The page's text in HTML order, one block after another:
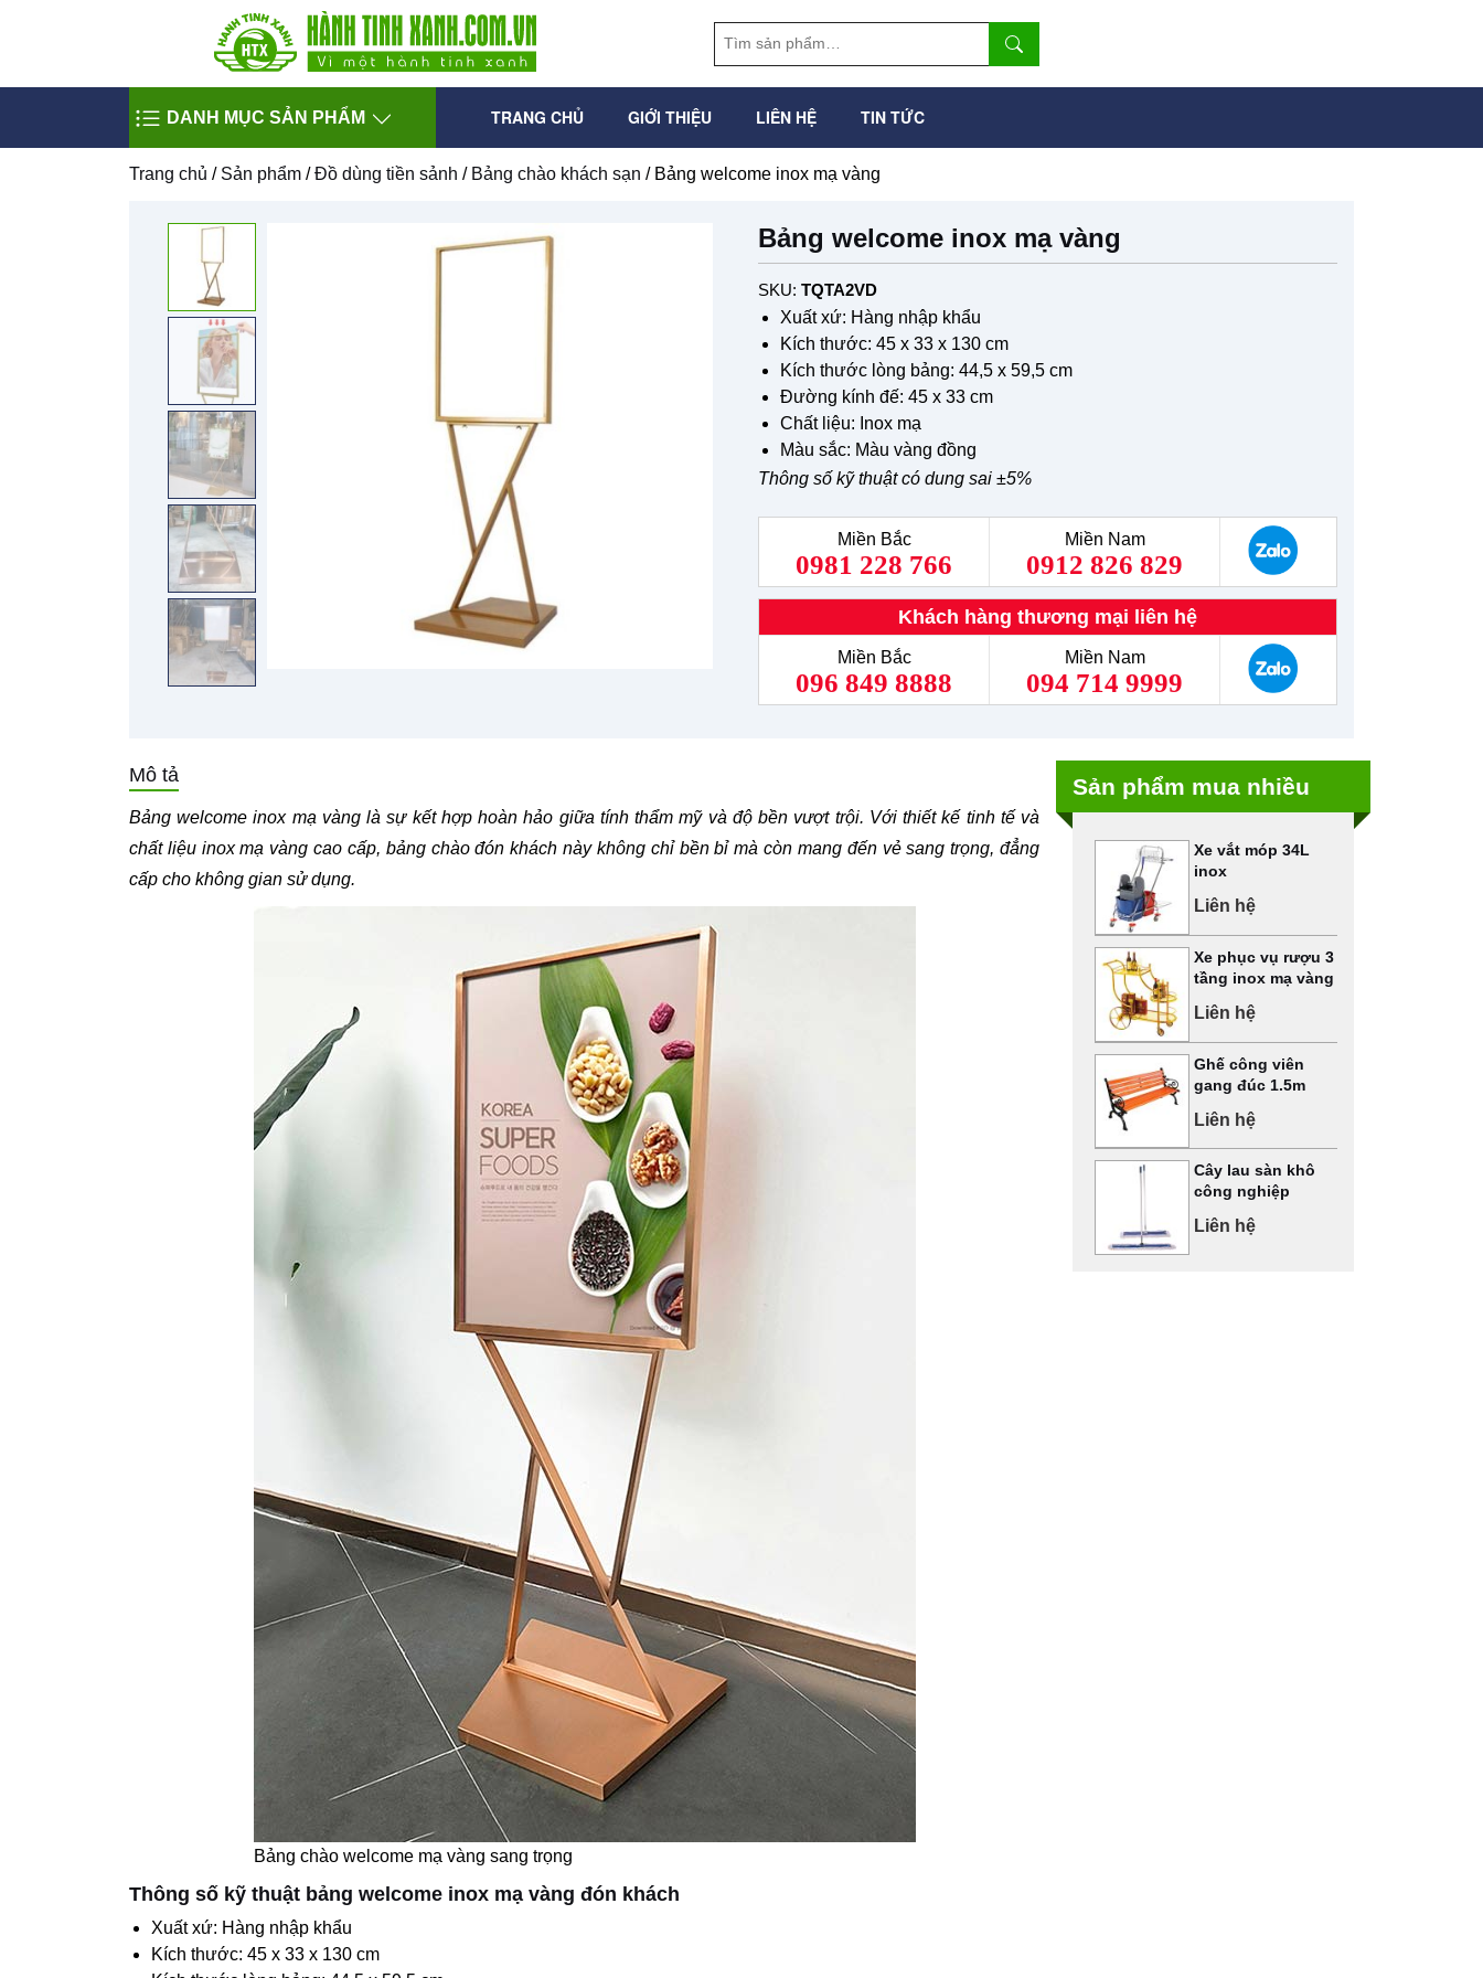
DANH MỤC SẢN PHẨM TRANG CHỦ GIỚI THIỆU LIÊN HỆ TIN TỨC
Trang chủ / Sản phẩm /Đồ dùng tiền sảnh / Bảng chào khách sạn / Bảng welcome inox mạ vàng
Bảng welcome inox mạ vàng
SKU: TQTA2VD
Xuất xứ: Hàng nhập khẩu
Kích thước: 45 x 33 x 130 cm
Kích thước lòng bảng: 44,5 x 59,5 cm
Đường kính đế: 45 x 33 cm
Chất liệu: Inox mạ
Màu sắc: Màu vàng đồng
Thông số kỹ thuật có dung sai ±5%
Miền Bắc
0981 228 766
Miền Nam
0912 826 829
Khách hàng thương mại liên hệ
Miền Bắc
096 849 8888
Miền Nam
094 714 9999
Mô tả
Bảng welcome inox mạ vàng là sự kết hợp hoàn hảo giữa tính thẩm mỹ và độ bền vượt trội. Với thiết kế tinh tế và
chất liệu inox mạ vàng cao cấp, bảng chào đón khách này không chỉ bền bỉ mà còn mang đến vẻ sang trọng, đẳng
cấp cho không gian sử dụng.
Bảng chào welcome mạ vàng sang trọng
Thông số kỹ thuật bảng welcome inox mạ vàng đón khách
Xuất xứ: Hàng nhập khẩu
Kích thước: 45 x 33 x 130 cm
Sản phẩm mua nhiều
Xe vắt móp 34L
inox
Liên hệ
Xe phục vụ rượu 3
tầng inox mạ vàng
Liên hệ
Ghế công viên
gang đúc 1.5m
Liên hệ
Cây lau sàn khô
công nghiệp
Liên hệ